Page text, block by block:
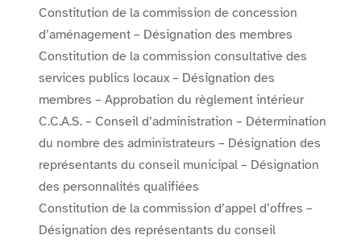
Constitution de la commission de concession
d’aménagement – Désignation des membres
Constitution de la commission consultative des
services publics locaux – Désignation des
membres – Approbation du règlement intérieur
C.C.A.S. – Conseil d’administration – Détermination
du nombre des administrateurs – Désignation des
représentants du conseil municipal – Désignation
des personnalités qualifiées
Constitution de la commission d’appel d’offres –
Désignation des représentants du conseil